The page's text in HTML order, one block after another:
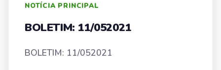
NOTÍCIA PRINCIPAL
BOLETIM: 11/052021
BOLETIM: 11/052021